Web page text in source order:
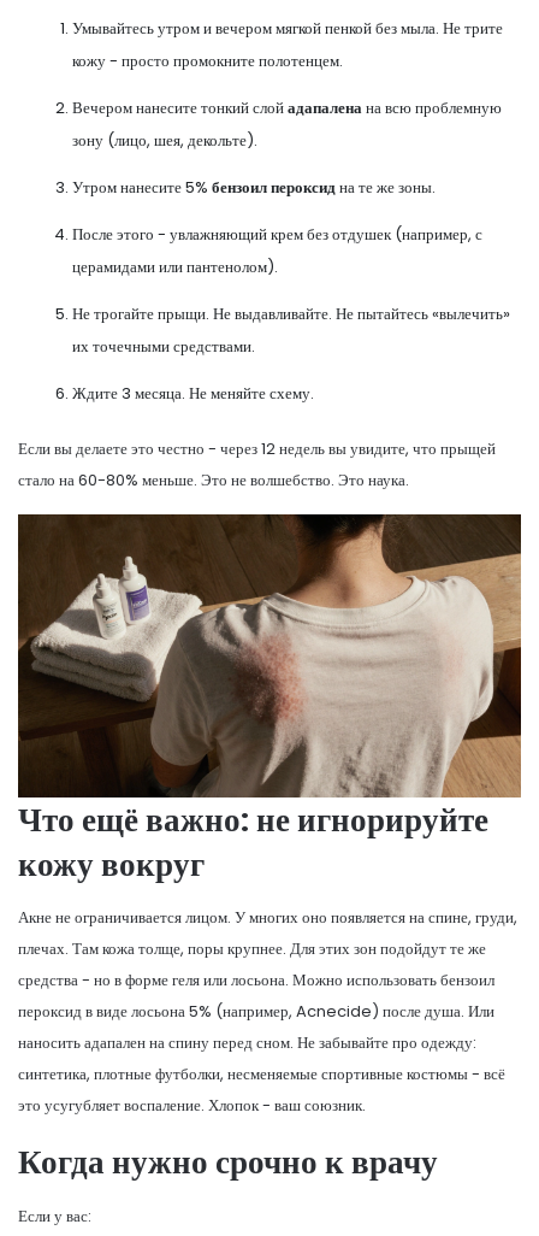
Умывайтесь утром и вечером мягкой пенкой без мыла. Не трите
кожу - просто промокните полотенцем.
Вечером нанесите тонкий слойадапаленана всю проблемную
зону (лицо, шея, декольте).
Утром нанесите 5% бензоил пероксидна те же зоны.
После этого - увлажняющий крем без отдушек (например, с
церамидами или пантенолом).
Не трогайте прыщи. Не выдавливайте. Не пытайтесь «вылечить»
их точечными средствами.
Ждите 3 месяца. Не меняйте схему.
Если вы делаете это честно - через 12 недель вы увидите, что прыщей
стало на 60-80% меньше. Это не волшебство. Это наука.
Что ещё важно: не игнорируйте
кожу вокруг
Акне не ограничивается лицом. У многих оно появляется на спине, груди,
плечах. Там кожа толще, поры крупнее. Для этих зон подойдут те же
средства - но в форме геля или лосьона. Можно использоватьбензоил
пероксидв виде лосьона 5% (например, Acnecide) после душа. Или
наноситьадапаленна спину перед сном. Не забывайте про одежду:
синтетика, плотные футболки, несменяемые спортивные костюмы - всё
это усугубляет воспаление. Хлопок - ваш союзник.
Когда нужно срочно к врачу
Если у вас: